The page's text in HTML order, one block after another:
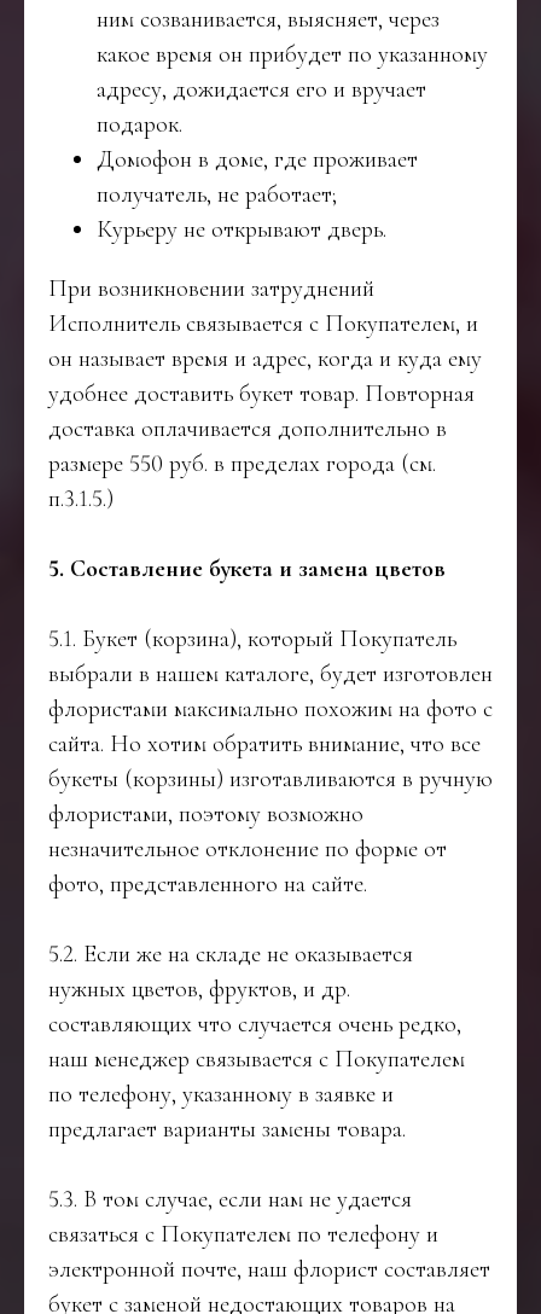
ним созванивается, выясняет, через
какое время он прибудет по указанному
адресу, дожидается его и вручает
подарок.
Домофон в доме, где проживает
получатель, не работает;
Курьеру не открывают дверь.
При возникновении затруднений
Исполнитель связывается с Покупателем, и
он называет время и адрес, когда и куда ему
удобнее доставить букет товар. Повторная
доставка оплачивается дополнительно в
размере 550 руб. в пределах города (см.
п.3.1.5.)
5. Составление букета и замена цветов
5.1. Букет (корзина), который Покупатель
выбрали в нашем каталоге, будет изготовлен
флористами максимально похожим на фото с
сайта. Но хотим обратить внимание, что все
букеты (корзины) изготавливаются в ручную
флористами, поэтому возможно
незначительное отклонение по форме от
фото, представленного на сайте.
5.2. Если же на складе не оказывается
нужных цветов, фруктов, и др.
составляющих что случается очень редко,
наш менеджер связывается с Покупателем
по телефону, указанному в заявке и
предлагает варианты замены товара.
5.3. В том случае, если нам не удается
связаться c Покупателем по телефону и
электронной почте, наш флорист составляет
букет с заменой недостающих товаров на